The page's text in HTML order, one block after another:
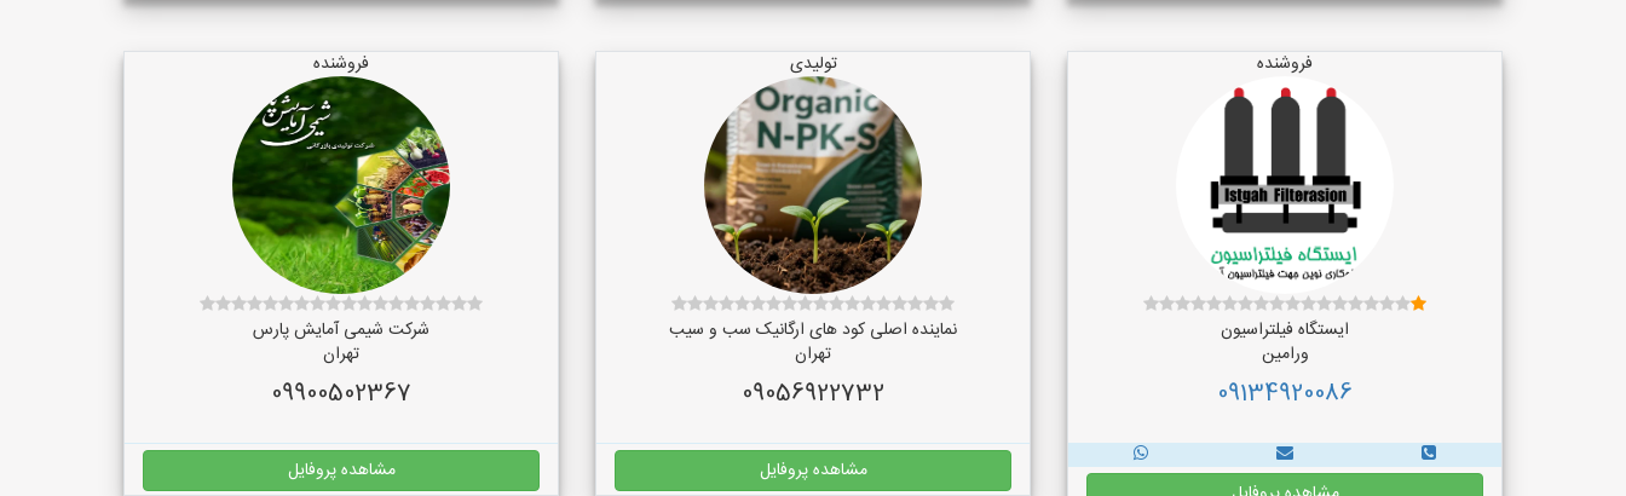
فروشنده
ایستگاه فیلتراسیون
ورامین
09134920086
تولیدی
نماینده اصلی کود های ارگانیک سب و سیب
تهران
09056922732
مشاهده پروفایل
فروشنده
شرکت شیمی آمایش پارس
تهران
09900502367
مشاهده پروفایل